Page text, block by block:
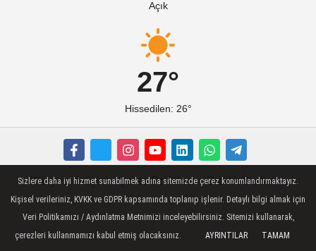
Açık
27°
Hissedilen: 26°
Künye İletişim Çerez Politikası Gizlilik İlkeleri
Sizlere daha iyi hizmet sunabilmek adına sitemizde çerez konumlandırmaktayız.
Kişisel verileriniz, KVKK ve GDPR kapsamında toplanıp işlenir. Detaylı bilgi almak için
Veri Politikamızı / Aydınlatma Metnimizi inceleyebilirsiniz. Sitemizi kullanarak,
çerezleri kullanmamızı kabul etmiş olacaksınız.
AYRINTILAR TAMAM